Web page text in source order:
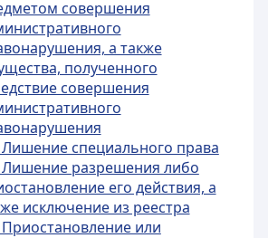
совершения
а также
полученного
совершения
Лишение специального права
Лишение разрешения либо
его действия, а
исключение из реестра
Приостановление или